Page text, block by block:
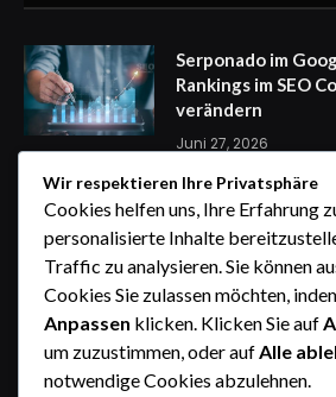
Serponado im
Rankings im SEO
verändern
Juni 27, 2026
Zaunfelder von
professionelle
Juni 25, 2026
Zaunfelder von
Systemlösungen
Wir respektieren Ihre Privatsphäre
Cookies helfen uns, Ihre Erfahrung
personalisierte Inhalte
Traffic zu analysieren. Sie können
Cookies Sie zulassen möchten,
Anpassen klicken. Klicken Sie auf
um zuzustimmen, oder aufAlle
notwendige Cookies abzulehnen.